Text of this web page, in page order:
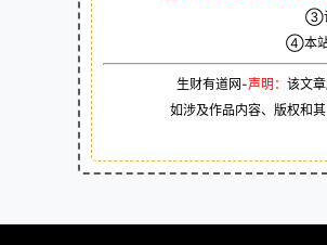
③
④本站
生财有道网-声明： 该文
如涉及作品内容、版权和其